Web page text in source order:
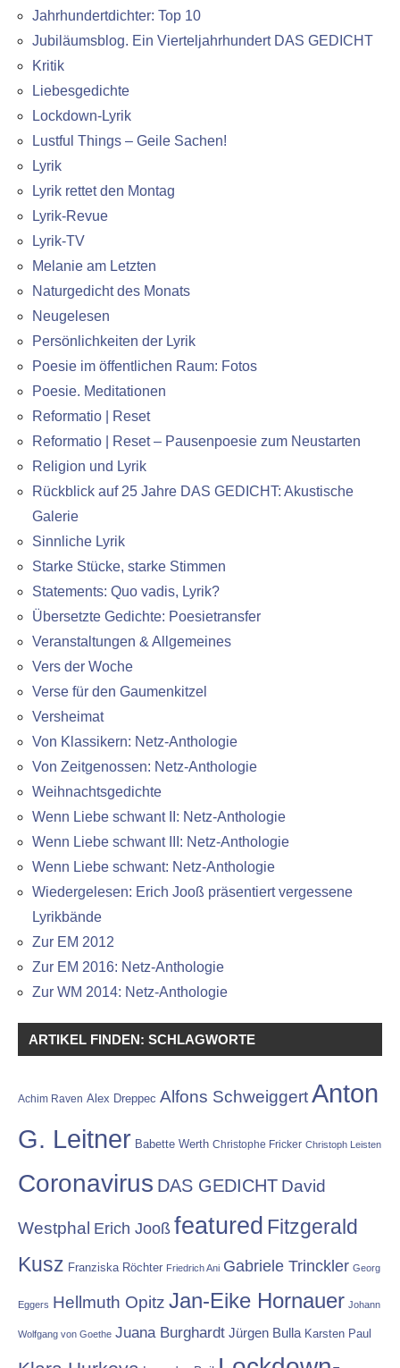
Jahrhundertdichter: Top 10
Jubiläumsblog. Ein Vierteljahrhundert DAS GEDICHT
Kritik
Liebesgedichte
Lockdown-Lyrik
Lustful Things – Geile Sachen!
Lyrik
Lyrik rettet den Montag
Lyrik-Revue
Lyrik-TV
Melanie am Letzten
Naturgedicht des Monats
Neugelesen
Persönlichkeiten der Lyrik
Poesie im öffentlichen Raum: Fotos
Poesie. Meditationen
Reformatio | Reset
Reformatio | Reset – Pausenpoesie zum Neustarten
Religion und Lyrik
Rückblick auf 25 Jahre DAS GEDICHT: Akustische
Galerie
Sinnliche Lyrik
Starke Stücke, starke Stimmen
Statements: Quo vadis, Lyrik?
Übersetzte Gedichte: Poesietransfer
Veranstaltungen & Allgemeines
Vers der Woche
Verse für den Gaumenkitzel
Versheimat
Von Klassikern: Netz-Anthologie
Von Zeitgenossen: Netz-Anthologie
Weihnachtsgedichte
Wenn Liebe schwant II: Netz-Anthologie
Wenn Liebe schwant III: Netz-Anthologie
Wenn Liebe schwant: Netz-Anthologie
Wiedergelesen: Erich Jooß präsentiert vergessene
Lyrikbände
Zur EM 2012
Zur EM 2016: Netz-Anthologie
Zur WM 2014: Netz-Anthologie
ARTIKEL FINDEN: SCHLAGWORTE
Achim Raven Alex Dreppec Alfons SchweiggertAnton
G. Leitner Babette Werth Christophe Fricker Christoph Leisten
Coronavirus DAS GEDICHT David
Westphal Erich Jooß featured Fitzgerald
Kusz Franziska Röchter Friedrich Ani Gabriele Trinckler Georg
Eggers Hellmuth Opitz Jan-Eike Hornauer Johann
Wolfgang von Goethe Juana Burghardt Jürgen Bulla Karsten Paul